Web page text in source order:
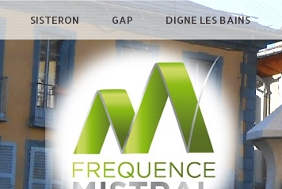
SISTERON GAP DIGNE LES BAINS